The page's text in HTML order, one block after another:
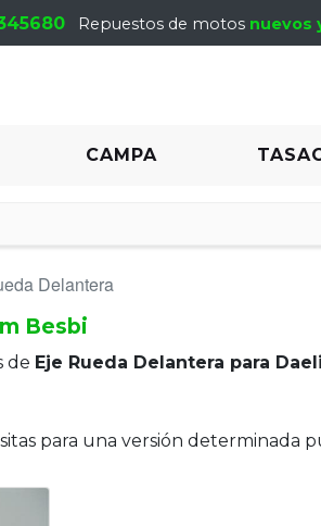
Repuestos de motos nuevos
CAMPA
Delantera
Besbi
de Eje Rueda Delantera para
para una versión determinada